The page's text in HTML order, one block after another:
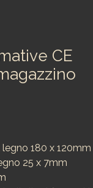
CE
180 x 120mm
25 x 7mm